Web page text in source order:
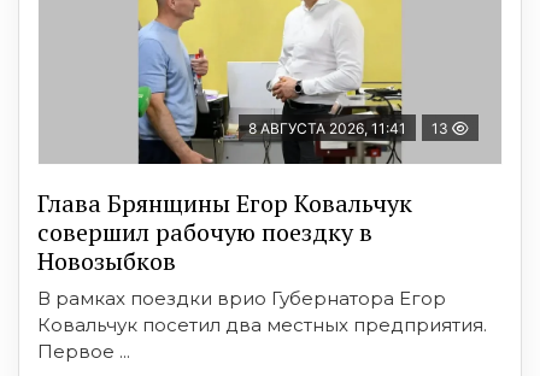
8 АВГУСТА 2026, 11:41 13
Глава Брянщины Егор Ковальчук
совершил рабочую поездку в
Новозыбков
В рамках поездки врио Губернатора Егор
Ковальчук посетил два местных предприятия.
Первое ...